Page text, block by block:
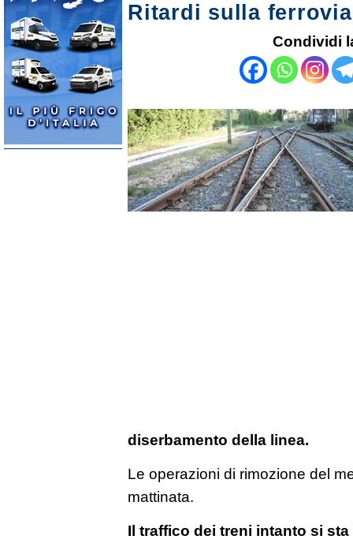
Ritardi sulla
Condividi
diserbamento della linea.
Le operazioni di rimozione del
mattinata.
Il traffico dei treni intanto si